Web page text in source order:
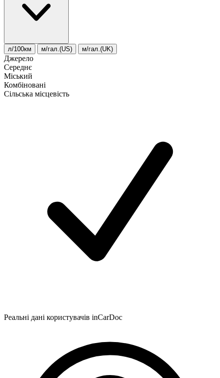
л/100км м/гал.(US) м/гал.(UK)
Джерело
Середнє
Міський
Комбіновані
Сільська місцевість
Реальні дані користувачів inCarDoc